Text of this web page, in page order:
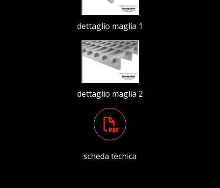
dettaglio maglia 1
dettaglio maglia 2
scheda tecnica